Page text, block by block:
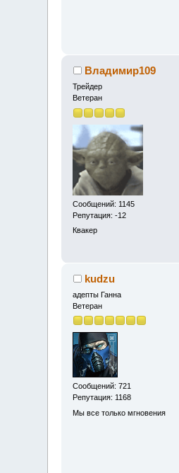
Владимир109
Трейдер
Ветеран
Сообщений: 1145
Репутация: -12
Квакер
kudzu
адепты Ганна
Ветеран
Сообщений: 721
Репутация: 1168
Мы все только мгновения